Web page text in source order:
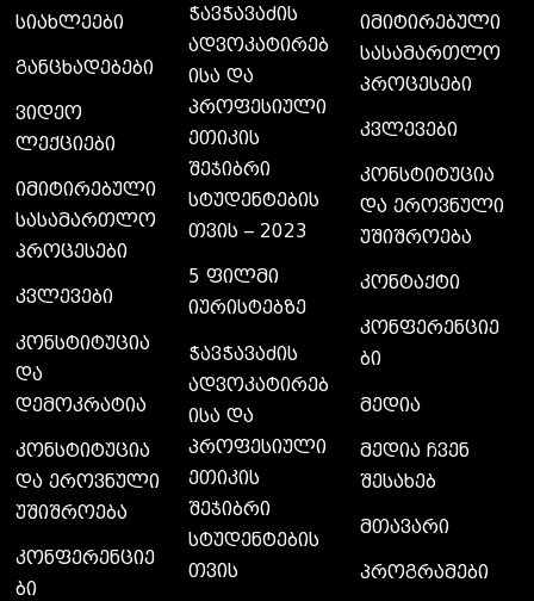
სიახლეები
განცხადებები
ვიდეო
ლექციები
იმიტირებული
სასამართლო
პროცესები
კვლევები
კონსტიტუცია
და
დემოკრატია
კონსტიტუცია
და ეროვნული
უშიშროება
კონფერენციე
ბი
ჭავჭავაძის
ადვოკატირებ
ისა და
პროფესიული
ეთიკის
შეჯიბრი
სტუდენტების
თვის – 2023
5 ფილმი
იურისტებზე
ჭავჭავაძის
ადვოკატირებ
ისა და
პროფესიული
ეთიკის
შეჯიბრი
სტუდენტების
თვის
იმიტირებული
სასამართლო
პროცესები
კვლევები
კონსტიტუცია
და ეროვნული
უშიშროება
კონტაქტი
კონფერენციე
ბი
მედია
მედია ჩვენ
შესახებ
მთავარი
პროგრამები